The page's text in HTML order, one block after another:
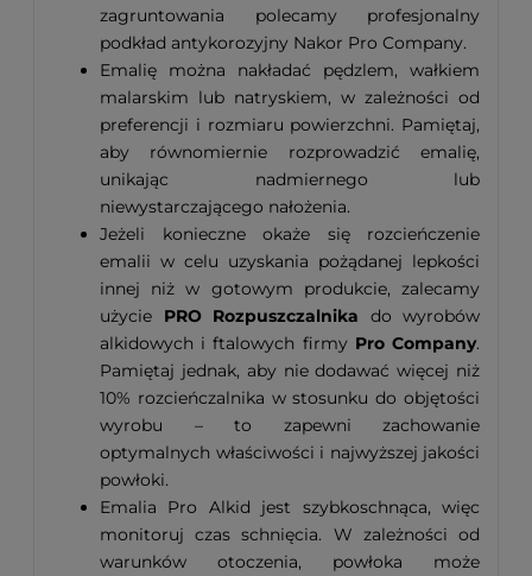
zagruntowania polecamy profesjonalny
podkład antykorozyjny Nakor Pro Company.
Emalię można nakładać pędzlem, wałkiem
malarskim lub natryskiem, w zależności od
preferencji i rozmiaru powierzchni. Pamiętaj,
aby równomiernie rozprowadzić emalię,
unikając nadmiernego lub
niewystarczającego nałożenia.
Jeżeli konieczne okaże się rozcieńczenie
emalii w celu uzyskania pożądanej lepkości
innej niż w gotowym produkcie, zalecamy
użycie PRO Rozpuszczalnika do wyrobów
alkidowych i ftalowych firmy Pro Company.
Pamiętaj jednak, aby nie dodawać więcej niż
10% rozcieńczalnika w stosunku do objętości
wyrobu – to zapewni zachowanie
optymalnych właściwości i najwyższej jakości
powłoki.
Emalia Pro Alkid jest szybkoschnąca, więc
monitoruj czas schnięcia. W zależności od
warunków otoczenia, powłoka może